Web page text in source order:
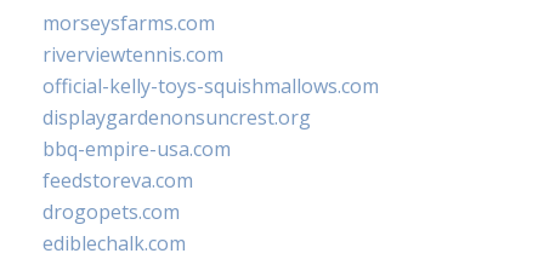
morseysfarms.com
riverviewtennis.com
official-kelly-toys-squishmallows.com
displaygardenonsuncrest.org
bbq-empire-usa.com
feedstoreva.com
drogopets.com
ediblechalk.com